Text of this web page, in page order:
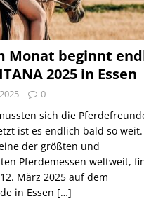
Monat beginnt
2025 in Essen
0
sich die
ist es endlich bald so
der größten und
Pferdemessen weltweit,
März 2025 auf dem
in Essen […]